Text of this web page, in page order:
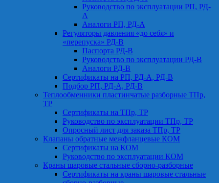
Руководство по эксплуатации РП, РД-
А
Аналоги РП, РД-А
Регуляторы давления «до себя» и
«перепуска» РД-В
Паспорта РД-В
Руководство по эксплуатации РД-В
Аналоги РД-В
Сертификаты на РП, РД-А, РД-В
Подбор РП, РД-А, РД-В
Теплообменники пластинчатые разборные ТПр,
ТР
Сертификаты на ТПр, ТР
Руководство по эксплуатации ТПр, ТР
Опросный лист для заказа ТПр, ТР
Клапаны обратные межфланцевые КОМ
Сертификаты на КОМ
Руководство по эксплуатации КОМ
Краны шаровые стальные сборно-разборные
Сертификаты на краны шаровые стальные